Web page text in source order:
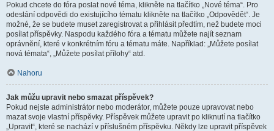
Pokud chcete do fóra poslat nové téma, klikněte na tlačítko „Nové téma“. Pro
odeslání odpovědi do existujícího tématu klikněte na tlačítko „Odpovědět“. Je
možné, že se budete muset zaregistrovat a přihlásit předtím, než budete moci
posílat příspěvky. Naspodu každého fóra a tématu můžete najít seznam
oprávnění, které v konkrétním fóru a tématu máte. Například: „Můžete posílat
nová témata“, „Můžete posílat přílohy“ atd.
Nahoru
Jak můžu upravit nebo smazat příspěvek?
Pokud nejste administrátor nebo moderátor, můžete pouze upravovat nebo
mazat svoje vlastní příspěvky. Příspěvek můžete upravit po kliknutí na tlačítko
„Upravit“, které se nachází v příslušném příspěvku. Někdy lze upravit příspěvek